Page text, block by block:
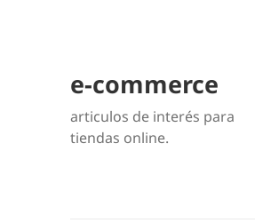
e-commerce
articulos de interés para
tiendas online.